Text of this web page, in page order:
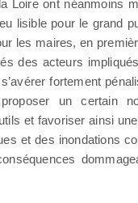
Loire ont néanmoins
lisible pour le grand
les maires, en
des acteurs
fortement
un certain
et favoriser ainsi
et des inondations